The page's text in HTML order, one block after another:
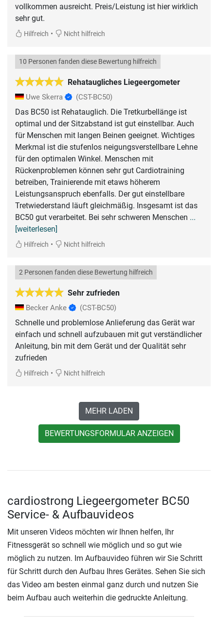
vollkommen ausreicht. Preis/Leistung ist hier wirklich
sehr gut.
Hilfreich • Nicht hilfreich
Rehataugliches Liegeergometer
10 Personen fanden diese Bewertung hilfreich
Uwe Skerra (CST-BC50)
Das BC50 ist Rehatauglich. Die Tretkurbellänge ist
optimal und der Sitzabstand ist gut einstellbar. Auch
für Menschen mit langen Beinen geeignet. Wichtiges
Merkmal ist die stufenlos neigungsverstellbare Lehne
für den optimalen Winkel. Menschen mit
Rückenproblemen können sehr gut Cardiotraining
betreiben, Trainierende mit etaws höherem
Leistungsanspruch ebenfalls. Der gut einstellbare
Tretwiederstand läuft gleichmäßig. Insgesamt ist das
BC50 gut verarbeitet. Bei sehr schweren Menschen ...
[weiterlesen]
Hilfreich • Nicht hilfreich
Sehr zufrieden
2 Personen fanden diese Bewertung hilfreich
Becker Anke (CST-BC50)
Schnelle und problemlose Anlieferung das Gerät war
einfach und schnell aufzubauen mit gut verständlicher
Anleitung, bin mit dem Gerät und der Qualität sehr
zufrieden
Hilfreich • Nicht hilfreich
MEHR LADEN
BEWERTUNGSFORMULAR ANZEIGEN
cardiostrong Liegeergometer BC50
Service- & Aufbauvideos
Mit unseren Videos möchten wir Ihnen helfen, Ihr
Fitnessgerät so schnell wie möglich und so gut wie
möglich zu nutzen. Im Aufbauvideo führen wir Sie Schritt
für Schritt durch den Aufbau Ihres Gerätes. Sehen Sie sich
das Video am besten einmal ganz durch und nutzen Sie
beim Aufbau auch weiterhin die gedruckte Anleitung.